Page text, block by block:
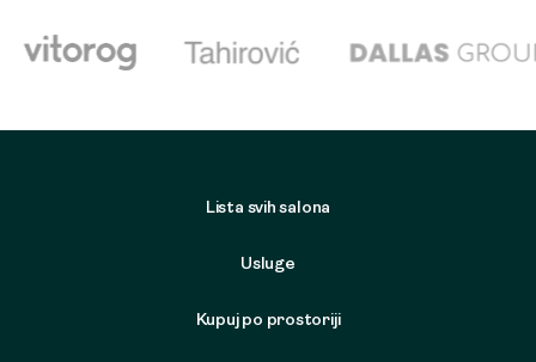
Lista svih salona
Usluge
Kupuj po prostoriji